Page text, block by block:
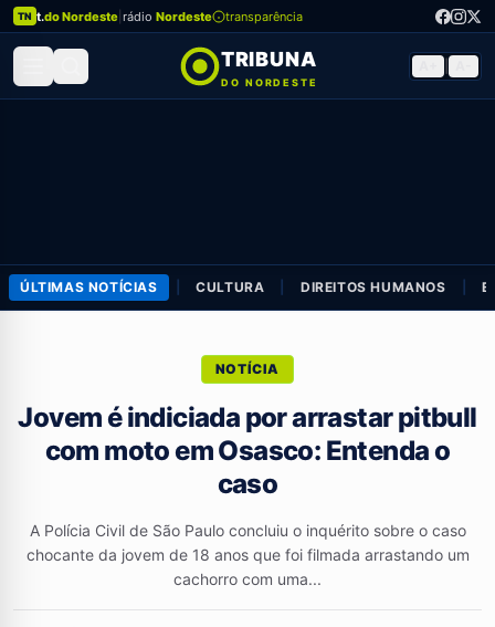
TN t.do Nordeste rádio Nordeste transparência
TRIBUNA
DO NORDESTE
ÚLTIMAS NOTÍCIAS CULTURA DIREITOS HUMANOS
NOTÍCIA
Jovem é indiciada por arrastar pitbull
com moto em Osasco: Entenda o
caso
A Polícia Civil de São Paulo concluiu o inquérito sobre o caso
chocante da jovem de 18 anos que foi filmada arrastando um
cachorro com uma...